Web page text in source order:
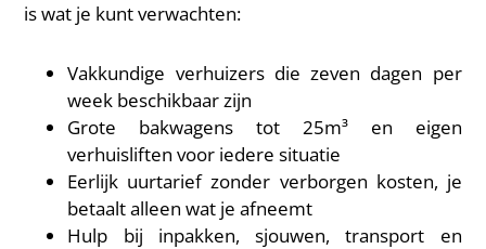
is wat je kunt verwachten:
Vakkundige verhuizers die zeven dagen per
week beschikbaar zijn
Grote bakwagens tot 25m³ en eigen
verhuisliften voor iedere situatie
Eerlijk uurtarief zonder verborgen kosten, je
betaalt alleen wat je afneemt
Hulp bij inpakken, sjouwen, transport en